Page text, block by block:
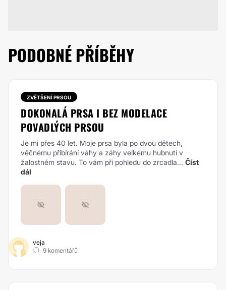
PODOBNÉ PŘÍBĚHY
ZVĚTŠENÍ PRSOU
DOKONALÁ PRSA I BEZ MODELACE
POVADLÝCH PRSOU
Je mi přes 40 let. Moje prsa byla po dvou dětech,
věčnému přibírání váhy a záhy velkému hubnutí v
žalostném stavu. To vám při pohledu do zrcadla... Číst
dál
veja
9 komentářů